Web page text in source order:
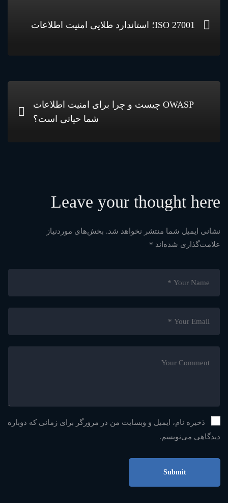
ISO 27001؛ استاندارد طلایی امنیت اطلاعات
OWASP چیست و چرا برای امنیت اطلاعات
شما حیاتی است؟
Leave your thought here
نشانی ایمیل شما منتشر نخواهد شد. بخش‌های موردنیاز
علامت‌گذاری شده‌اند *
ذخیره نام، ایمیل و وبسایت من در مرورگر برای زمانی که دوباره
دیدگاهی می‌نویسم.